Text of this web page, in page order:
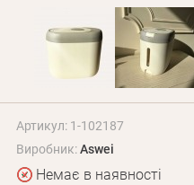
Артикул: 1-102187
Виробник:Aswei
Немає в наявності